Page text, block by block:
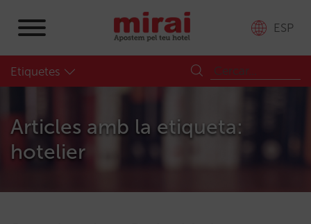
ESP
Etiquetes
Articles amb la etiqueta:
hotelier